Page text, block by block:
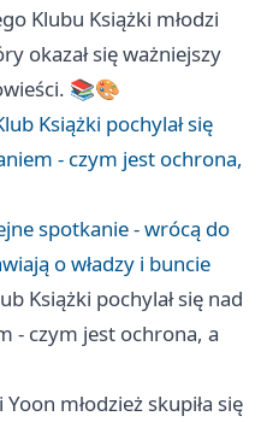
Klubu Książki młodzi
okazał się ważniejszy
📚🎨
Książki pochylał się
- czym jest ochrona,
spotkanie - wrócą do
o władzy i buncie
Książki pochylał się nad
- czym jest ochrona, a
młodzież skupiła się